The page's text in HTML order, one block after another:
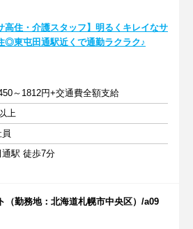
高住・介護スタッフ】明るくキレイなサ
◎東屯田通駅近くで通勤ラクラク♪
～1812円+交通費全額支給
上
通駅 徒歩7分
（勤務地：北海道札幌市中央区）/a09